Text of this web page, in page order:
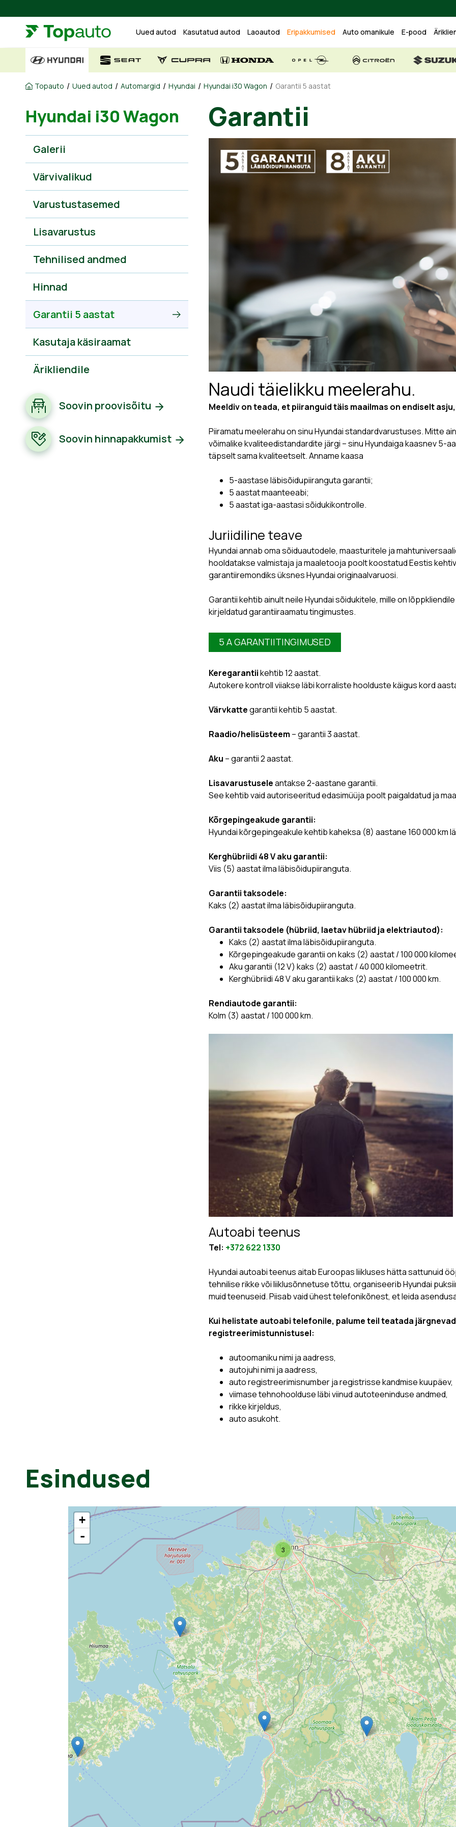
Uued autod Kasutatud autod Laoautod Eripakkumised Auto omanikule E-pood
Topauto / Uued autod / Automargid / Hyundai / Hyundai i30 Wagon / Garantii 5 aastat
Hyundai i30 Wagon
Galerii
Värvivalikud
Varustustasemed
Lisavarustus
Tehnilised andmed
Hinnad
Garantii 5 aastat
Kasutaja käsiraamat
Ärikliendile
Soovin proovisõitu
Soovin hinnapakkumist
Garantii
Naudi täielikku meelerahu.
Meeldiv on teada, et piiranguid täis maailmas on endiselt
Piiramatu meelerahu on sinu Hyundai standardvarustuses. Mitte
võimalike kvaliteedistandardite järgi – sinu Hyundaiga kaasnev 5-
täpselt sama kvaliteetselt. Anname kaasa
5-aastase läbisõidupiiranguta garantii;
5 aastat maanteeabi;
5 aastat iga-aastasi sõidukikontrolle.
Juriidiline teave
Hyundai annab oma sõiduautodele, maasturitele ja
hooldatakse valmistaja ja maaletooja poolt koostatud Eestis
garantiiremondiks üksnes Hyundai originaalvaruosi.
Garantii kehtib ainult neile Hyundai sõidukitele, mille on
kirjeldatud garantiiraamatu tingimustes.
5 A GARANTIITINGIMUSED
Keregarantiikehtib 12 aastat.
Autokere kontroll viiakse läbi korraliste hoolduste käigus kord
Värvkattegarantii kehtib 5 aastat.
Raadio/helisüsteem – garantii 3 aastat.
Aku – garantii 2 aastat.
Lisavarustuseleantakse 2-aastane garantii.
See kehtib vaid autoriseeritud edasimüüja poolt paigaldatud ja
Kõrgepingeakude garantii:
Hyundai kõrgepingeakule kehtib kaheksa (8) aastane 160 000 km
Kerghübriidi 48 V aku garantii:
Viis (5) aastat ilma läbisõidupiiranguta.
Garantii taksodele:
Kaks (2) aastat ilma läbisõidupiiranguta.
Garantii taksodele (hübriid, laetav hübriid ja elektriautod):
Kaks (2) aastat ilma läbisõidupiiranguta.
Kõrgepingeakude garantii on kaks (2) aastat / 100 000
Aku garantii (12 V) kaks (2) aastat / 40 000 kilomeetrit.
Kerghübriidi 48 V aku garantii kaks (2) aastat / 100 000 km.
Rendiautode garantii:
Kolm (3) aastat / 100 000 km.
Autoabi teenus
Tel: +372 622 1330
Hyundai autoabi teenus aitab Euroopas liikluses hätta sattunuid
tehnilise rikke või liiklusõnnetuse tõttu, organiseerib Hyundai
muid teenuseid. Piisab vaid ühest telefonikõnest, et leida
Kui helistate autoabi telefonile, palume teil teatada
registreerimistunnistusel:
autoomaniku nimi ja aadress,
autojuhi nimi ja aadress,
auto registreerimisnumber ja registrisse kandmise kuupäev,
viimase tehnohoolduse läbi viinud autoteeninduse andmed,
rikke kirjeldus,
auto asukoht.
Esindused
3
+
-